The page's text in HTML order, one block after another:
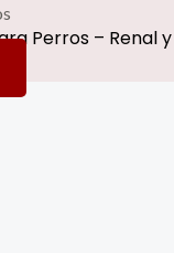
Perros – Renal